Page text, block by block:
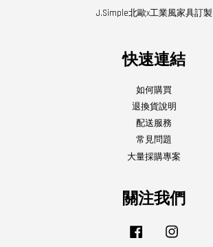
J.Simple北歐x工業風家具訂製
快速連結
如何購買
退換貨說明
配送服務
常見問題
大量採購專案
關注我們
Facebook